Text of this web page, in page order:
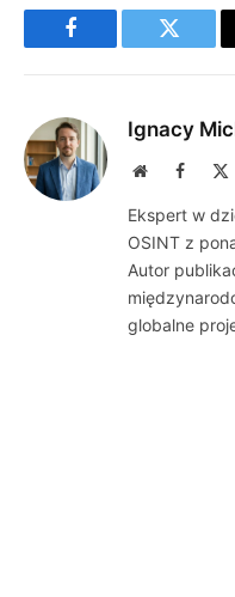
Facebook Twitter
Ignacy
Website
Ekspert w
OSINT z
Autor
globalne